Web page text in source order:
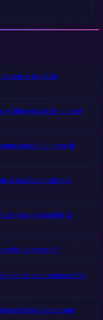
cum se leagă de
diferențiază de un cont
portofoliul meu de
să iau în considerare
proteja economiile de
mele de investiții?
de stat sau companii din
lung și care sunt